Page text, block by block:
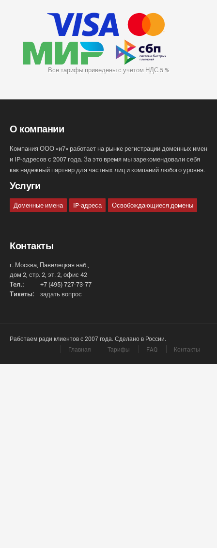
Все тарифы приведены с учетом НДС 5 %
О компании
Компания ООО «и7» работает на рынке регистрации доменных имен
и IP-адресов с 2007 года. За это время мы зарекомендовали себя
как надежный партнер для частных лиц и компаний любого уровня.
Услуги
Доменные имена IP-адреса Освобождающиеся домены
Контакты
г. Москва, Павелецкая наб.,
дом 2, стр. 2, эт. 2, офис 42
Тел.:
+7 (495) 727-73-77
Тикеты:
задать вопрос
Работаем ради клиентов с 2007 года. Сделано в России.
Главная
Тарифы FAQ Контакты